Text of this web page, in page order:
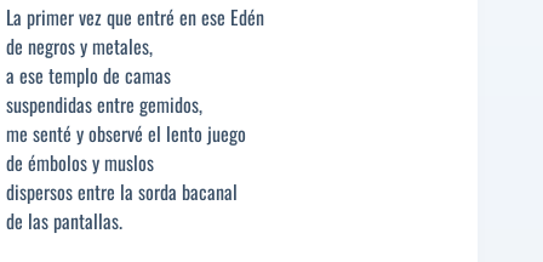
La primer vez que entré en ese Edén
de negros y metales,
a ese templo de camas
suspendidas entre gemidos,
me senté y observé el lento juego
de émbolos y muslos
dispersos entre la sorda bacanal
de las pantallas.